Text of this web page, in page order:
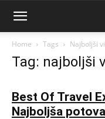
Home Tags Najboljši
Tag: najboljši
Best Of Travel
Najboljša